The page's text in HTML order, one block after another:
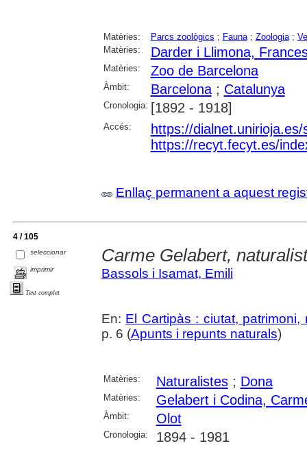
Matèries: Parcs zoològics ; Fauna; Zoologia;
Matèries:
Darder i Llimona,
Matèries: Zoo de Barcelona
Àmbit: Barcelona; Catalunya
Cronologia: [1892 - 1918]
Accés:
https://
https://recyt.fecyt.es/
Enllaç permanent a aquest
4 / 105
seleccionar
imprimir
Text complet
Carme Gelabert,
Bassols i Isamat, Emili
En: El Cartipàs : ciutat, patrimoni,
p. 6 (Apunts i repunts naturals)
Matèries: Naturalistes; Dona
Matèries: Gelabert i Codina,
Àmbit: Olot
Cronologia: 1894 - 1981